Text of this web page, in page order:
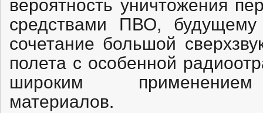
средствами ПВО, будущему
сочетание большой
полета с особенной
широким
материалов.